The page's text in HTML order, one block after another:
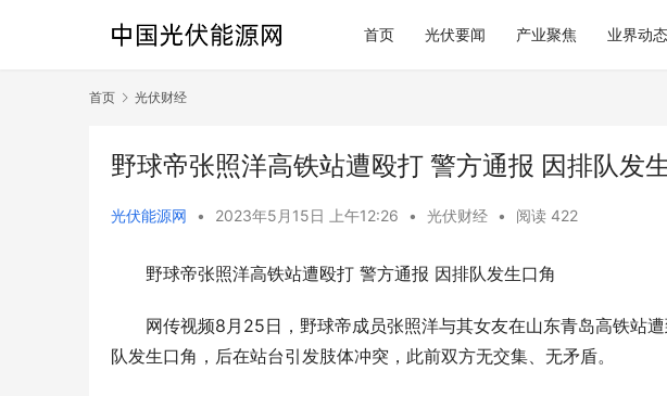
首页 光伏要闻 产业聚焦 业界动态
首页 光伏财经
野球帝张照洋高铁站遭殴打 警方通报 因排队发
光伏能源网 • 2023年5月15日 上午12:26 • 光伏财经 • 阅读 422
野球帝张照洋高铁站遭殴打 警方通报 因排队发生口角
网传视频8月25日，野球帝成员张照洋与其女友在山东青岛高铁站
队发生口角，后在站台引发肢体冲突，此前双方无交集、无矛盾。